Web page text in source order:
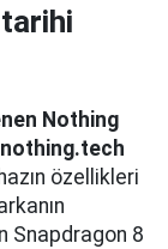
Nothing
özellikleri
Snapdragon 8